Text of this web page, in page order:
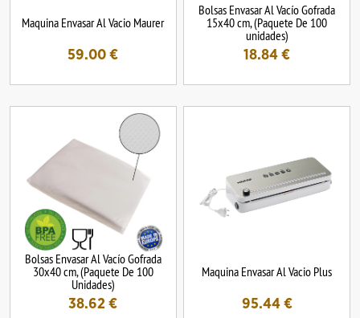
Maquina Envasar Al Vacio Maurer
59.00 €
Bolsas Envasar Al Vacío Gofrada
15x40 cm, (Paquete De 100
unidades)
18.84 €
Bolsas Envasar Al Vacío Gofrada
30x40 cm, (Paquete De 100
Unidades)
38.62 €
Maquina Envasar Al Vacio Plus
95.44€